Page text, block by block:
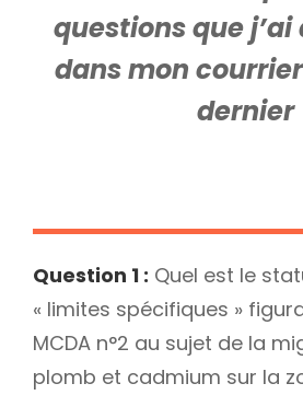
questions que j’ai
dans mon
dernier
Question 1 : Quel est le
« limites spécifiques »
MCDA n°2 au sujet de la
plomb et cadmium sur la